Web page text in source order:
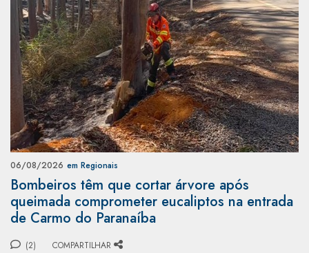
06/08/2026 em Regionais
Bombeiros têm que cortar árvore após
queimada comprometer eucaliptos na entrada
de Carmo do Paranaíba
(2) COMPARTILHAR